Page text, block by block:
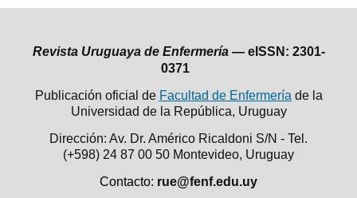
Revista Uruguaya de Enfermería — eISSN: 2301-
0371
Publicación oficial de Facultad de Enfermería de la
Universidad de la República, Uruguay
Dirección: Av. Dr. Américo Ricaldoni S/N - Tel.
(+598) 24 87 00 50 Montevideo, Uruguay
Contacto: rue@fenf.edu.uy